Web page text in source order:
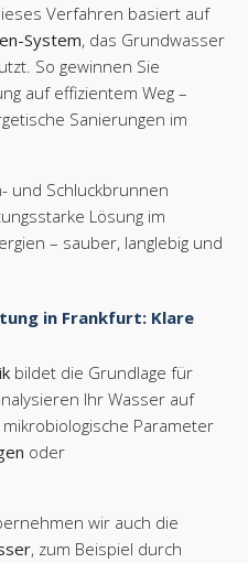
Verfahren basiert auf
System, das Grundwasser
So gewinnen Sie
auf effizientem Weg –
Sanierungen im
und Schluckbrunnen
Lösung im
– sauber, langlebig und
in Frankfurt: Klare
bildet die Grundlage für
Ihr Wasser auf
Parameter
oder
wir auch die
, zum Beispiel durch